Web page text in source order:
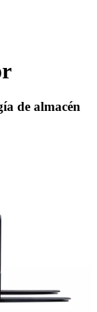
de almacén